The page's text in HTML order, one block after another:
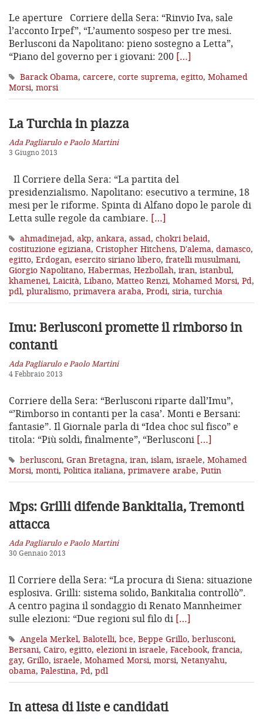
Le aperture Corriere della Sera: “Rinvio Iva, sale
l’acconto Irpef”, “L’aumento sospeso per tre mesi.
Berlusconi da Napolitano: pieno sostegno a Letta”,
“Piano del governo per i giovani: 200 […]
Barack Obama, carcere, corte suprema, egitto, Mohamed
Morsi, morsi
La Turchia in piazza
Ada Pagliarulo e Paolo Martini
3 Giugno 2013
Il Corriere della Sera: “La partita del
presidenzialismo. Napolitano: esecutivo a termine, 18
mesi per le riforme. Spinta di Alfano dopo le parole di
Letta sulle regole da cambiare. […]
ahmadinejad, akp, ankara, assad, chokri belaid,
costituzione egiziana, Cristopher Hitchens, D'alema, damasco,
egitto, Erdogan, esercito siriano libero, fratelli musulmani,
Giorgio Napolitano, Habermas, Hezbollah, iran, istanbul,
khamenei, Laicità, Libano, Matteo Renzi, Mohamed Morsi, Pd,
pdl, pluralismo, primavera araba, Prodi, siria, turchia
Imu: Berlusconi promette il rimborso in
contanti
Ada Pagliarulo e Paolo Martini
4 Febbraio 2013
Corriere della Sera: “Berlusconi riparte dall’Imu”,
“’Rimborso in contanti per la casa’. Monti e Bersani:
fantasie”. Il Giornale parla di “Idea choc sul fisco” e
titola: “Più soldi, finalmente”, “Berlusconi […]
berlusconi, Gran Bretagna, iran, islam, israele, Mohamed
Morsi, monti, Politica italiana, primavere arabe, Putin
Mps: Grilli difende Bankitalia, Tremonti
attacca
Ada Pagliarulo e Paolo Martini
30 Gennaio 2013
Il Corriere della Sera: “La procura di Siena: situazione
esplosiva. Grilli: sistema solido, Bankitalia controllò”.
A centro pagina il sondaggio di Renato Mannheimer
sulle elezioni: “Due regioni sul filo di […]
Angela Merkel, Balotelli, bce, Beppe Grillo, berlusconi,
Bersani, Cairo, egitto, elezioni in israele, Facebook, francia,
gay, Grillo, israele, Mohamed Morsi, morsi, Netanyahu,
obama, Palestina, Pd, pdl
In attesa di liste e candidati